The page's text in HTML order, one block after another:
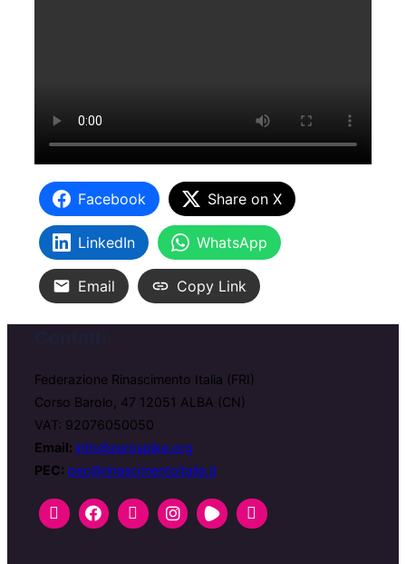
Facebook Share on X
LinkedIn WhatsApp
Email Copy Link
Federazione Rinascimento Italia (FRI)
Corso Barolo, 47 12051 ALBA (CN)
VAT: 92076050050
Email: info@zerospike.org
PEC: pec@rinascimentoitalia.it